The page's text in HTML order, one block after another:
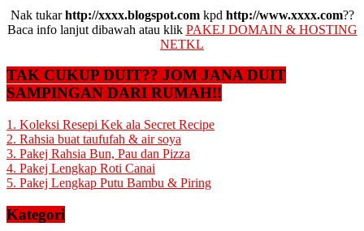
Nak tukarhttp://xxxx.blogspot.comkpd http://www.xxxx.com??
Baca info lanjut dibawah atau klik PAKEJ DOMAIN & HOSTING
NETKL
TAK CUKUP DUIT?? JOM JANA DUIT
SAMPINGAN DARI RUMAH!!
1. Koleksi Resepi Kek ala Secret Recipe
2. Rahsia buat taufufah & air soya
3. Pakej Rahsia Bun, Pau dan Pizza
4. Pakej Lengkap Roti Canai
5. Pakej Lengkap Putu Bambu & Piring
Kategori